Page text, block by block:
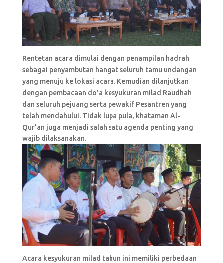
Rentetan acara dimulai dengan penampilan hadrah
sebagai penyambutan hangat seluruh tamu undangan
yang menuju ke lokasi acara. Kemudian dilanjutkan
dengan pembacaan do’a kesyukuran milad Raudhah
dan seluruh pejuang serta pewakif Pesantren yang
telah mendahului. Tidak lupa pula, khataman Al-
Qur’an juga menjadi salah satu agenda penting yang
wajib dilaksanakan.
Acara kesyukuran milad tahun ini memiliki perbedaan